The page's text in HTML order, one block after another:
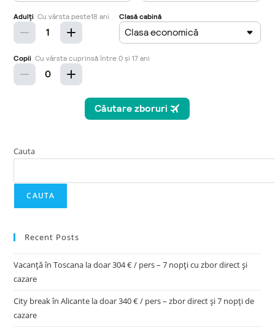
Cauta
CAUTA
Recent Posts
Vacanță în Toscana la doar 304 € / pers – 7 nopți cu zbor direct și
cazare
City break în Alicante la doar 340 € / pers – zbor direct și 7 nopți de
cazare